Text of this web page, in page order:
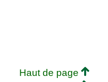
Haut de page